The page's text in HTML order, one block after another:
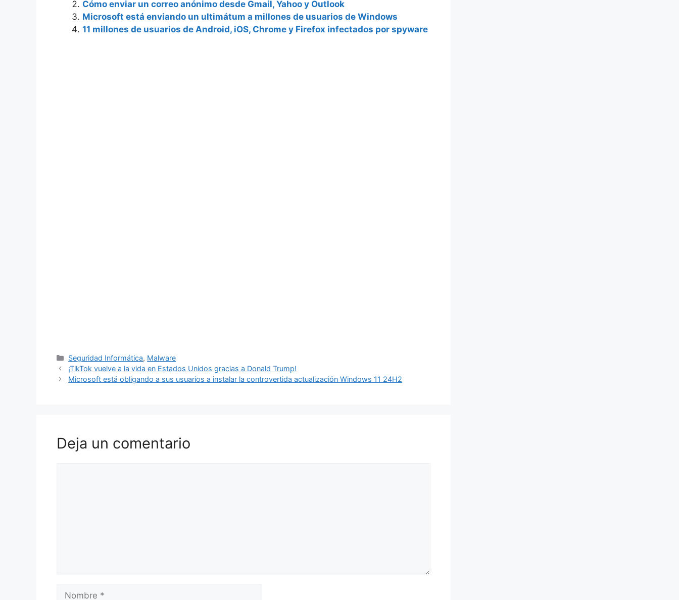
Cómo enviar un correo anónimo desde Gmail, Yahoo y Outlook
Microsoft está enviando un ultimátum a millones de usuarios de Windows
11 millones de usuarios de Android, iOS, Chrome y Firefox infectados por spyware
Categorías
Seguridad Informática, Malware
¡TikTok vuelve a la vida en Estados Unidos gracias a Donald Trump!
Microsoft está obligando a sus usuarios a instalar la controvertida actualización Windows 11 24H2
Deja un comentario
Nombre